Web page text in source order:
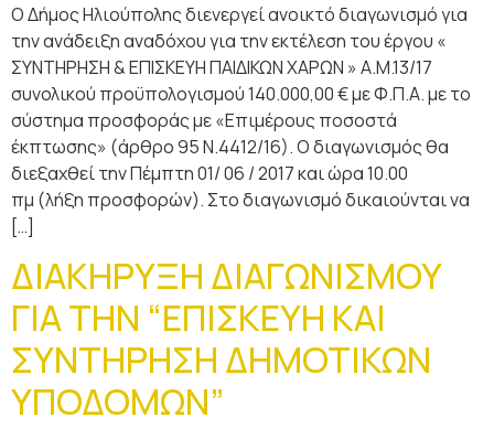
Ο Δήμος Ηλιούπολης διενεργεί ανοικτό διαγωνισμό για
την ανάδειξη αναδόχου για την εκτέλεση του έργου «
ΣΥΝΤΗΡΗΣΗ & ΕΠΙΣΚΕΥΗ ΠΑΙΔΙΚΩΝ ΧΑΡΩΝ » Α.Μ.13/17
συνολικού προϋπολογισμού 140.000,00 € με Φ.Π.Α. με το
σύστημα προσφοράς με «Επιμέρους ποσοστά
έκπτωσης» (άρθρο 95 Ν.4412/16). Ο διαγωνισμός θα
διεξαχθεί την Πέμπτη 01/ 06 / 2017 και ώρα 10.00
πμ (λήξη προσφορών). Στο διαγωνισμό δικαιούνται να
[…]
ΔΙΑΚΗΡΥΞΗ ΔΙΑΓΩΝΙΣΜΟΥ
ΓΙΑ ΤΗΝ “ΕΠΙΣΚΕΥΗ ΚΑΙ
ΣΥΝΤΗΡΗΣΗ ΔΗΜΟΤΙΚΩΝ
ΥΠΟΔΟΜΩΝ”